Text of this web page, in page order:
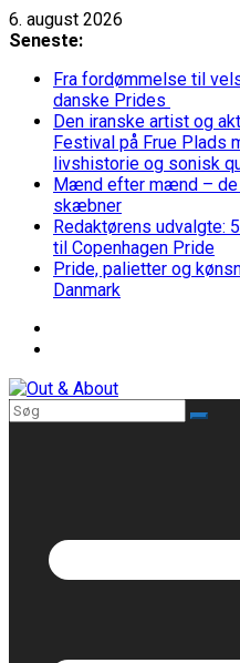
Skip
to
6. august 2026
Seneste:
Fra fordømmelse til
danske Prides
Den iranske artist og
Festival på Frue Plads
livshistorie og sonisk
Mænd efter mænd –
skæbner
Redaktørens udvalgte:
til Copenhagen Pride
Pride, palietter og
Danmark